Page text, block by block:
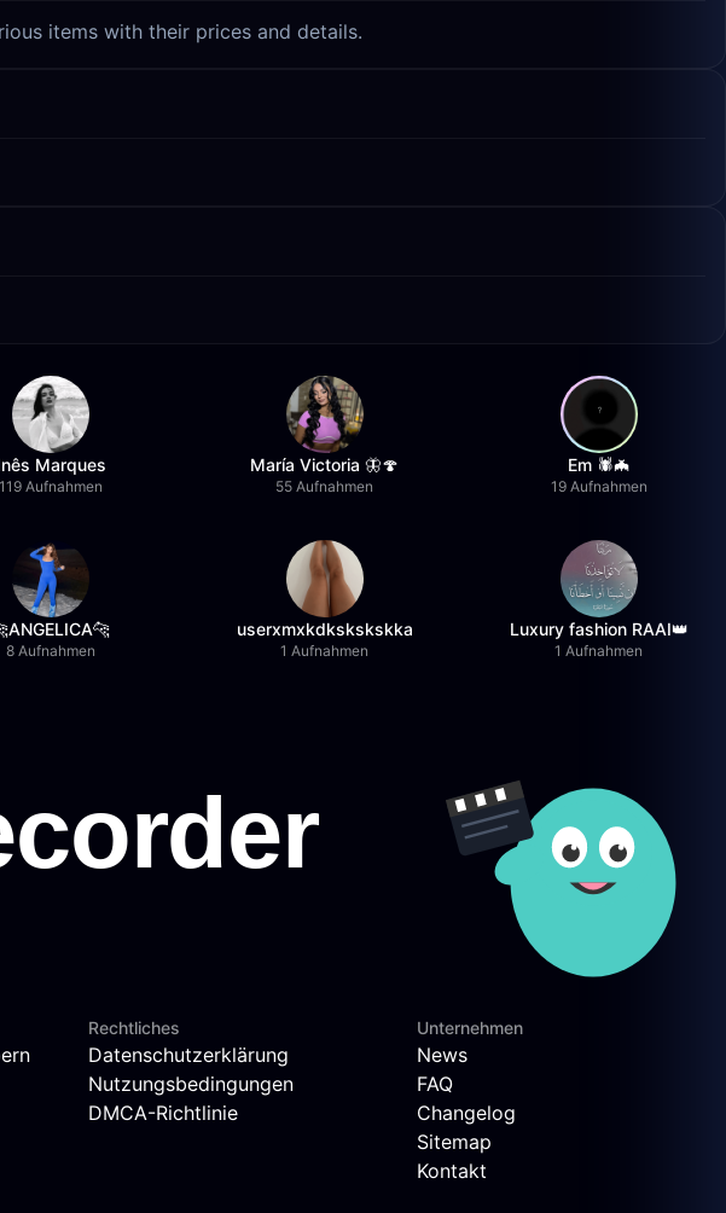
items with their prices and details.
Marques
119 Aufnahmen
María Victoria 🦋🍄
55 Aufnahmen
Em 🕷️🦇
19 Aufnahmen
8 Aufnahmen
userxmxkdkskskskka
1 Aufnahmen
Luxury fashion RAAI👑
1 Aufnahmen
Rechtliches
Datenschutzerklärung
Nutzungsbedingungen
DMCA-Richtlinie
Unternehmen
News
FAQ
Changelog
Sitemap
Kontakt